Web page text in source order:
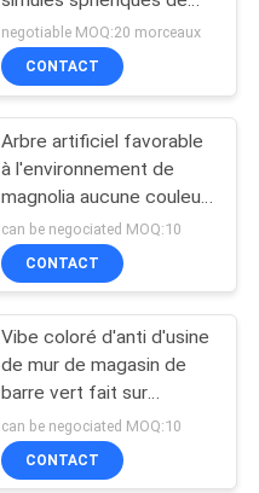
faux buis d'usine de
180Cm
negotiable MOQ:20 morceaux
CONTACT
Arbre artificiel favorable
à l'environnement de
magnolia aucune couleur
se fanant les usines à
feuilles persistantes
can be negociated MOQ:10
CONTACT
Vibe coloré d'anti d'usine
de mur de magasin de
barre vert fait sur
commande artificiel UV
de Decoraion
can be negociated MOQ:10
CONTACT